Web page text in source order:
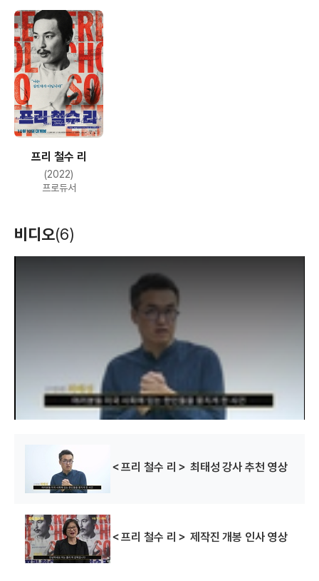
프리 철수 리
(2022)
프로듀서
비디오(6)
＜프리 철수 리＞ 최태성 강사 추천 영상
＜프리 철수 리＞ 제작진 개봉 인사 영상